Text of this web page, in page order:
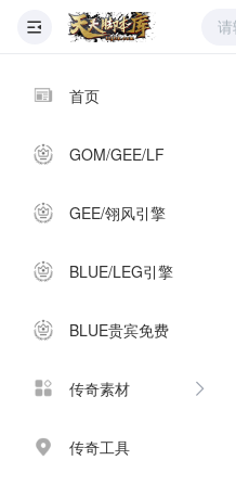
首页
GOM/GEE/LF
GEE/翎风引擎
BLUE/LEG引擎
BLUE贵宾免费
传奇素材
传奇工具
Q920992345